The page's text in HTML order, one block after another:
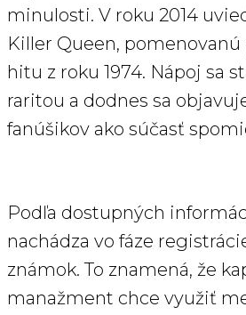
minulosti. V roku 2014
Killer Queen, pomenovanú
hitu z roku 1974. Nápoj sa
raritou a dodnes sa
fanúšikov ako súčasť
Podľa dostupných
nachádza vo fáze
známok. To znamená, že
manažment chce využiť